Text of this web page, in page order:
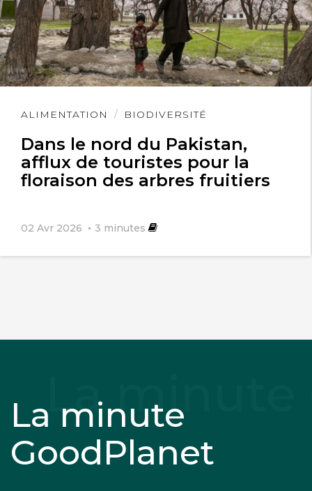
ALIMENTATION BIODIVERSITÉ
Dans le nord du Pakistan,
afflux de touristes pour la
floraison des arbres fruitiers
02 Avr 2026 3 minutes
Lire
La minute
GoodPlanet